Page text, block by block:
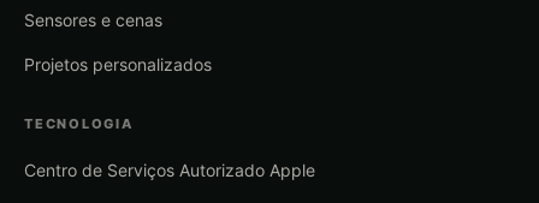
Sensores e cenas
Projetos personalizados
TECNOLOGIA
Centro de Serviços Autorizado Apple